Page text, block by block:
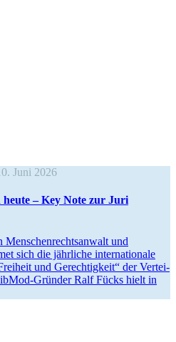
Juni 2026
heute – Key Note zur Juri
Menschen­rechts­anwalt und
sich die jährliche inter­na­tionale
und Gerech­tigkeit“ der Vertei­
Gründer Ralf Fücks hielt in